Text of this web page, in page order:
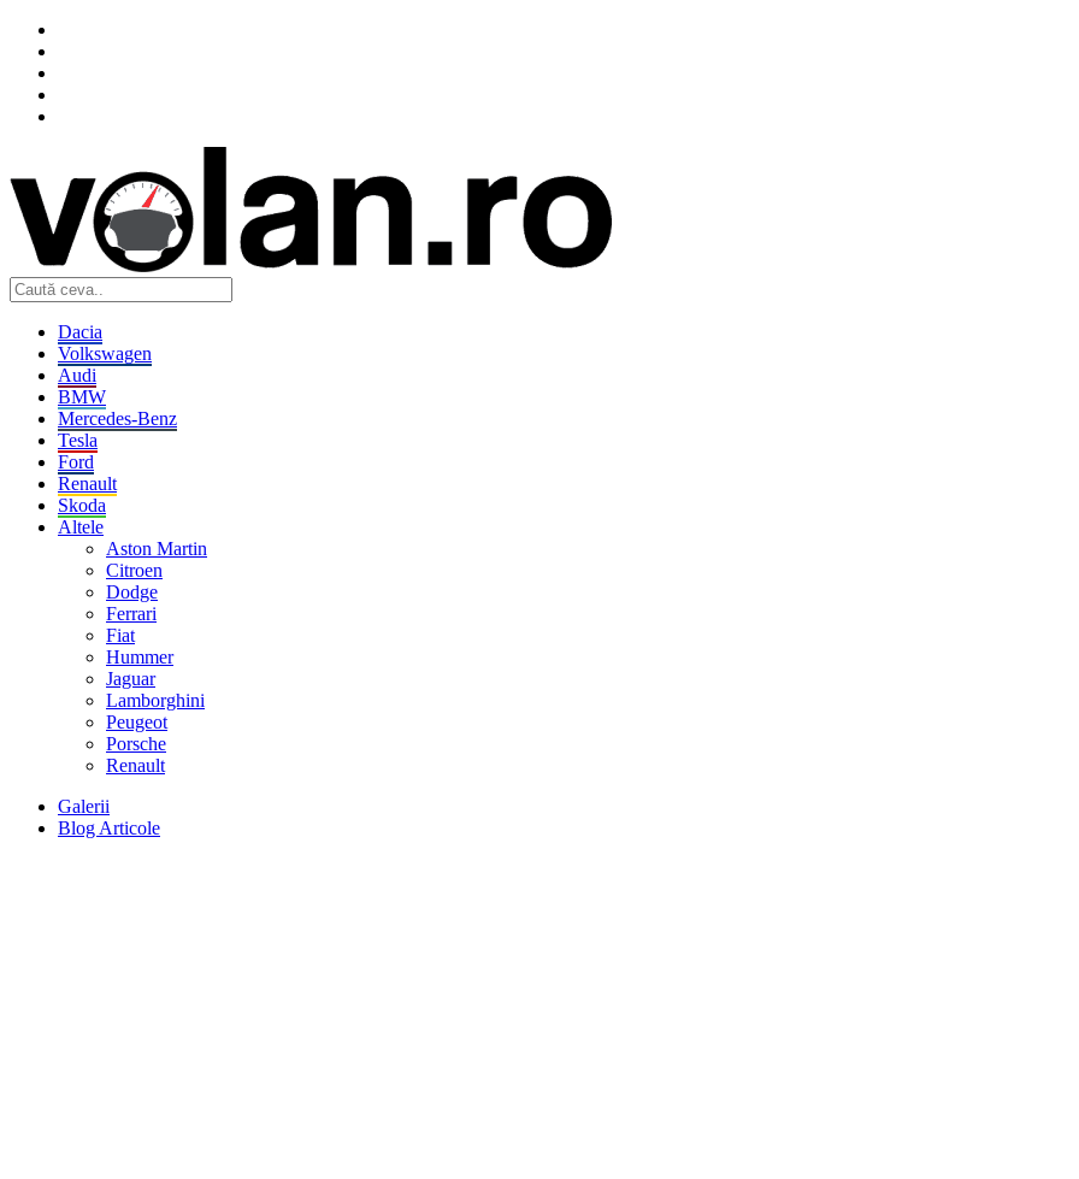
Dacia
Volkswagen
Audi
BMW
Mercedes-Benz
Tesla
Ford
Renault
Skoda
Altele
Aston Martin
Citroen
Dodge
Ferrari
Fiat
Hummer
Jaguar
Lamborghini
Peugeot
Porsche
Renault
Galerii
Blog Articole